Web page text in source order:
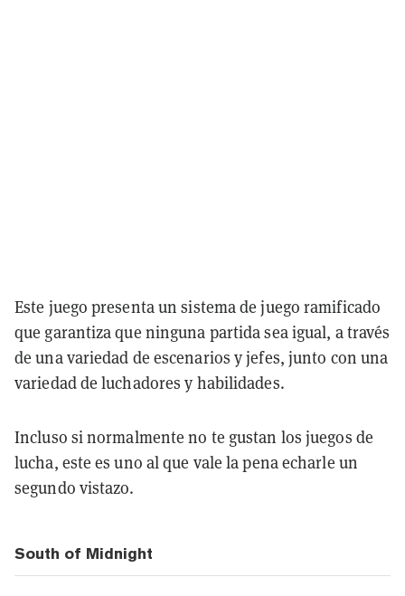
Este juego presenta un sistema de juego ramificado
que garantiza que ninguna partida sea igual, a través
de una variedad de escenarios y jefes, junto con una
variedad de luchadores y habilidades.
Incluso si normalmente no te gustan los juegos de
lucha, este es uno al que vale la pena echarle un
segundo vistazo.
South of Midnight